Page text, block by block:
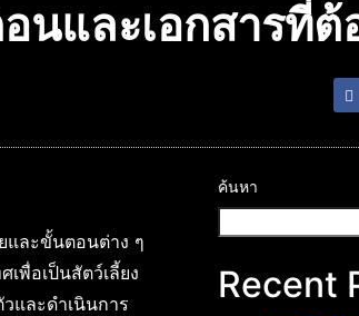
นและเอกสารที่ต้
และขั้นตอนต่าง ๆ
พื่อเป็นสัตว์เลี้ยง
และดำเนินการ
ค้นหา
Recent